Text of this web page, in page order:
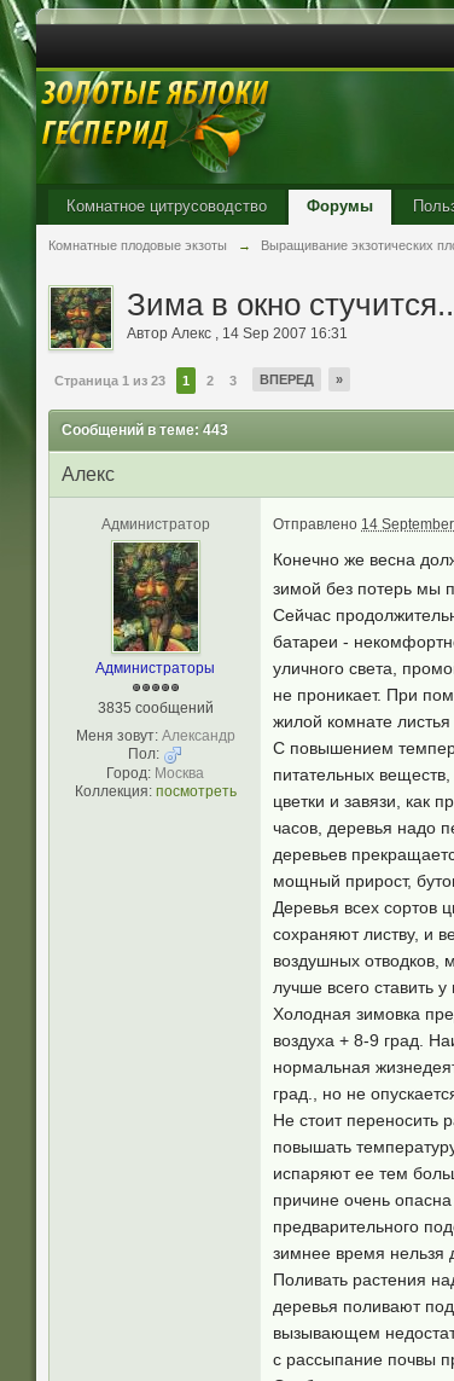
Комнатное цитрусоводство Форумы
Комнатные плодовые экзоты → Выращивание экзотических
Зима в окно
Автор Aлекc , 14 Sep 2007 16:31
Страница 1 из 23 1 2 3 ВПЕРЕД »
Сообщений в теме: 443
Aлекc
Администратор
Администраторы
3835 сообщений
Меня зовут: Александр
Пол:
Город: Москва
Коллекция: посмотреть
Отправлено 14
Конечно же весна
зимой без потерь мы
Сейчас
батареи -
уличного света,
не проникает. При
жилой комнате
С повышением
питательных
цветки и завязи, как
часов, деревья надо
деревьев
мощный прирост,
Деревья всех сортов
сохраняют листву, и
воздушных отводков,
лучше всего ставить
Холодная зимовка
воздуха + 8-9 град.
нормальная
град., но не
Не стоит переносить
повышать
испаряют ее тем
причине очень
предварительного
зимнее время нельзя
Поливать растения
деревья поливают
вызывающем
с рассыпание почвы